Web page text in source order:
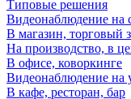
Типовые решения
Видеонаблюдение на
В магазин, торговый
На производство, в
В офисе, коворкинге
Видеонаблюдение на
В кафе, ресторан, бар